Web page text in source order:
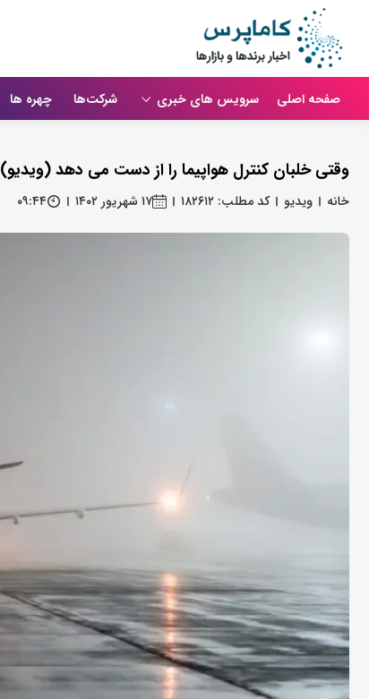
صفحه اصلی سرویس های خبری شرکت‌ها چهره ها
وقتی خلبان کنترل هواپیما را از دست می دهد (ویدیو)
خانه ویدیو کد مطلب: ۱۸۲۶۱۲ ۱۷ شهریور ۱۴۰۲ ۰۹:۴۴